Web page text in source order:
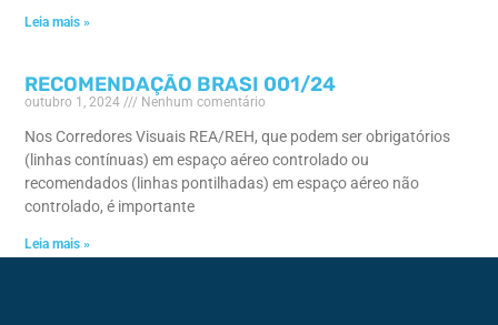
Leia mais »
RECOMENDAÇÃO BRASI 001/24
outubro 1, 2024 Nenhum comentário
Nos Corredores Visuais REA/REH, que podem ser obrigatórios
(linhas contínuas) em espaço aéreo controlado ou
recomendados (linhas pontilhadas) em espaço aéreo não
controlado, é importante
Leia mais »